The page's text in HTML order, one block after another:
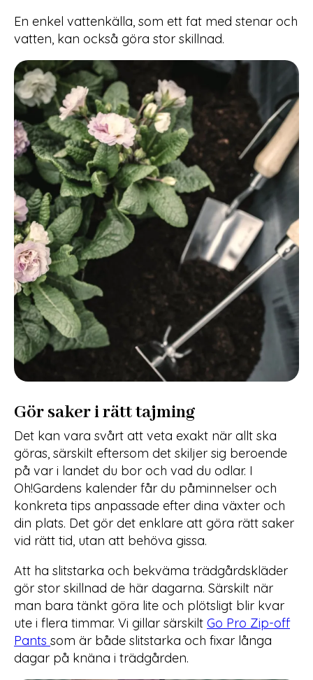
En enkel vattenkälla, som ett fat med stenar och
vatten, kan också göra stor skillnad.
Gör saker i rätt tajming
Det kan vara svårt att veta exakt när allt ska
göras, särskilt eftersom det skiljer sig beroende
på var i landet du bor och vad du odlar. I
Oh!Gardens kalender får du påminnelser och
konkreta tips anpassade efter dina växter och
din plats. Det gör det enklare att göra rätt saker
vid rätt tid, utan att behöva gissa.
Att ha slitstarka och bekväma trädgårdskläder
gör stor skillnad de här dagarna. Särskilt när
man bara tänkt göra lite och plötsligt blir kvar
ute i flera timmar. Vi gillar särskilt Go Pro Zip-off
Pants som är både slitstarka och fixar långa
dagar på knäna i trädgården.